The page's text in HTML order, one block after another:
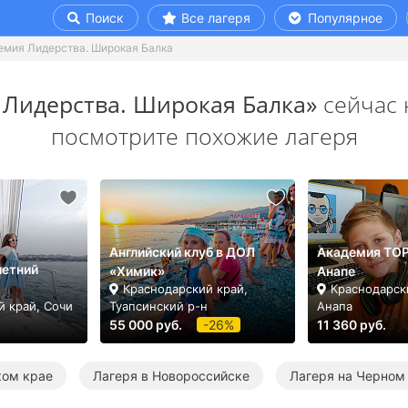
Поиск Все лагеря Популярное
Лидерства. Широкая Балка
Широкая Балка» сейчас
посмотрите похожие лагеря
край, Сочи
Английский клуб в ДОЛ
«Химик»
Краснодарский край,
Туапсинский р-н
55 000 руб. -26%
Академия
Анапе
Анапа
11 360 руб.
крае Лагеря в Новороссийске Лагеря на